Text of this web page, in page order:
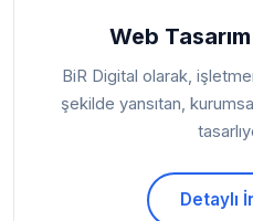
Web
BiR Digital olarak,
şekilde yansıtan,
Detaylı